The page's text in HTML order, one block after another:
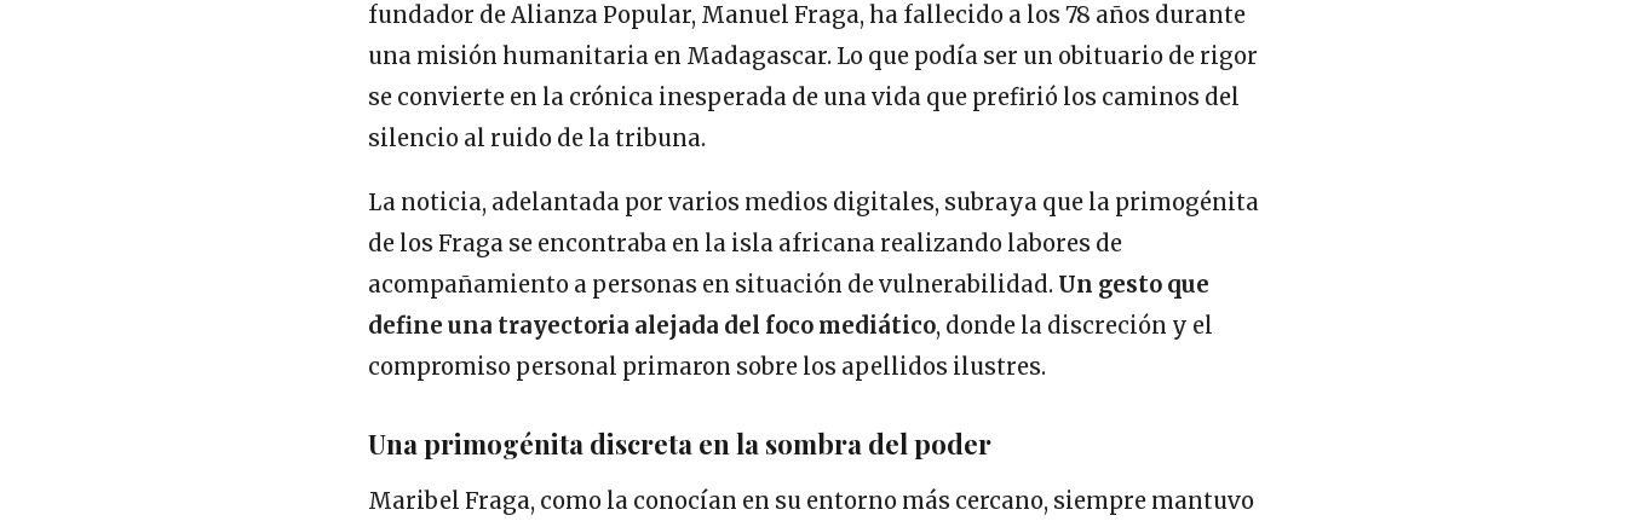
fundador de Alianza Popular, Manuel Fraga, ha fallecido a los 78 años durante
una misión humanitaria en Madagascar. Lo que podía ser un obituario de rigor
se convierte en la crónica inesperada de una vida que prefirió los caminos del
silencio al ruido de la tribuna.
La noticia, adelantada por varios medios digitales, subraya que la primogénita
de los Fraga se encontraba en la isla africana realizando labores de
acompañamiento a personas en situación de vulnerabilidad. Un gesto que
define una trayectoria alejada del foco mediático, donde la discreción y el
compromiso personal primaron sobre los apellidos ilustres.
Una primogénita discreta en la sombra del poder
Maribel Fraga, como la conocían en su entorno más cercano, siempre mantuvo